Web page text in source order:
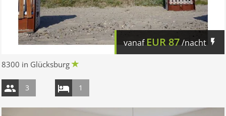
vanafEUR87/nacht
8300 in Glücksburg
3 1